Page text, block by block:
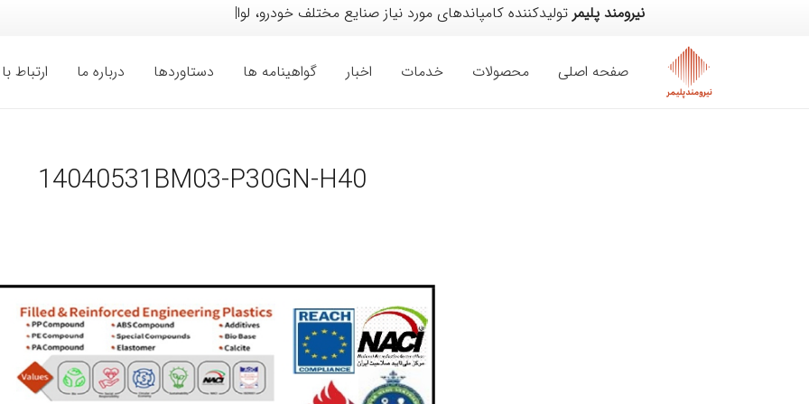
نیرومند پلیمر تولیدکننده کامپاندهای مورد نیاز صنایع مختلف خودرو، لوازم خانگی،
صفحه اصلی محصولات خدمات اخبار گواهینامه ها دستاوردها درباره ما ارتباط
14040531BM03-P30GN-H40